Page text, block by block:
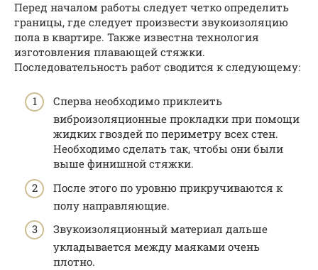
Перед началом работы следует четко определить
границы, где следует произвести звукоизоляцию
пола в квартире. Также известна технология
изготовления плавающей стяжки.
Последовательность работ сводится к следующему:
Сперва необходимо приклеить
виброизоляционные прокладки при помощи
жидких гвоздей по периметру всех стен.
Необходимо сделать так, чтобы они были
выше финишной стяжки.
После этого по уровню прикручиваются к
полу направляющие.
Звукоизоляционный материал дальше
укладывается между маяками очень
плотно.